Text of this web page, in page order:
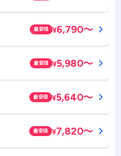
最安値 ¥6,790～
最安値 ¥5,980～
最安値 ¥5,640～
最安値 ¥7,820～